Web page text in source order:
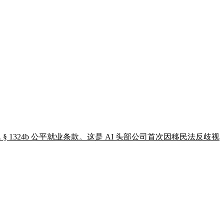
1324b 公平就业条款。这是 AI 头部公司首次因移民法反歧视